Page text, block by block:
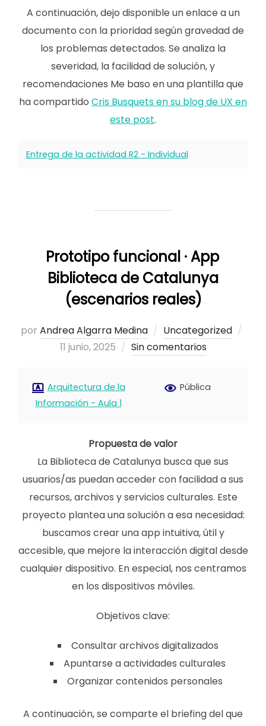
A continuación, dejo disponible un enlace a un
documento con la prioridad según gravedad de
los problemas detectados. Se analiza la
severidad, la facilidad de solución, y
recomendaciones Me baso en una plantilla que
ha compartido Cris Busquets en su blog de UX en
este post.
Entrega de la actividad R2 - Individual
Prototipo funcional · App
Biblioteca de Catalunya
(escenarios reales)
por Andrea Algarra Medina Uncategorized
11 junio, 2025 Sin comentarios
Arquitectura de la
Información - Aula 1
Pública
Propuesta de valor
La Biblioteca de Catalunya busca que sus
usuarios/as puedan acceder con facilidad a sus
recursos, archivos y servicios culturales. Este
proyecto plantea una solución a esa necesidad:
buscamos crear una app intuitiva, útil y
accesible, que mejore la interacción digital desde
cualquier dispositivo. En especial, nos centramos
en los dispositivos móviles.
Objetivos clave:
Consultar archivos digitalizados
Apuntarse a actividades culturales
Organizar contenidos personales
A continuación, se comparte el briefing del que